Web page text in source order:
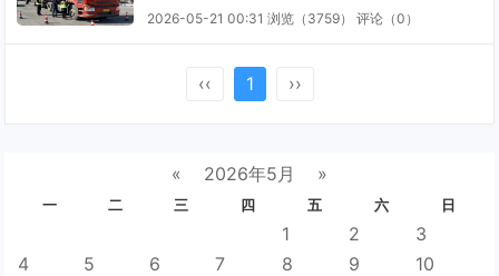
2026-05-21 00:31 浏览（3759） 评论（0 ）
‹‹ 1 ››
« 2026年5月 »
一 二 三 四 五 六 日
1 2
3
4
5 6 7 8 9
10